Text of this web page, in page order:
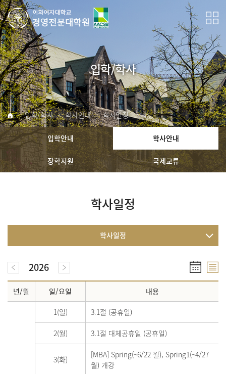
입학/학사
입학/학사 학사안내 학사일정
입학안내 학사안내
장학지원 국제교류
학사일정
학사일정
2026
년/월 일/요일 내용
1(일) 3.1절 (공휴일)
2(월) 3.1절 대체공휴일 (공휴일)
3(화)
[MBA] Spring(~6/22 월), Spring1(~4/27
월) 개강